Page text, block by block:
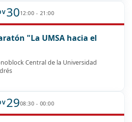
3012:00 - 21:00
"La UMSA hacia el
Central de la Universidad
2908:30 - 00:00